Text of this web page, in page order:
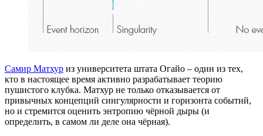
Самир Матхур из университета штата Огайо – один из тех,
кто в настоящее время активно разрабатывает теорию
пушистого клубка. Матхур не только отказывается от
привычных концепций сингулярности и горизонта событий,
но и стремится оценить энтропию чёрной дыры (и
определить, в самом ли деле она чёрная).